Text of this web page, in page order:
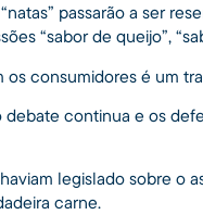
passarão a ser
“sabor de queijo”,
os consumidores é um
continua e os
legislado sobre o
carne.